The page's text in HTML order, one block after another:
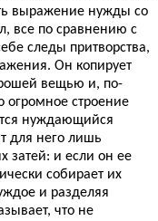
выражение нужды со
все по сравнению с
следы притворства,
Он копирует
вещью и, по-
строение
нуждающийся
для него лишь
затей: и если он ее
собирает их
и разделяя
что не